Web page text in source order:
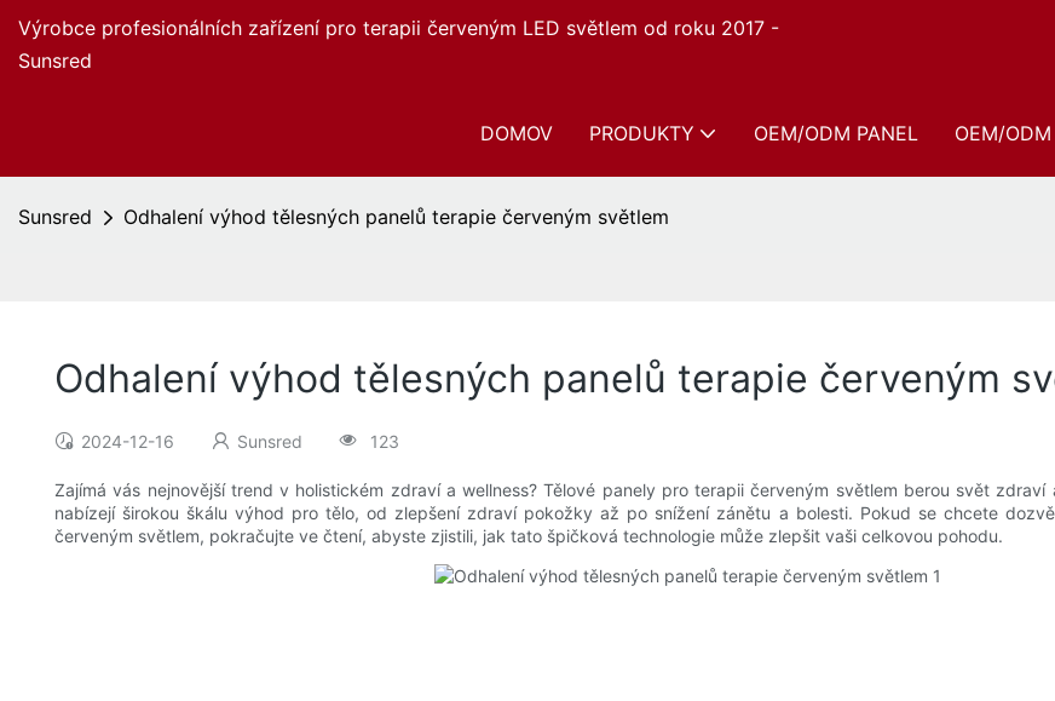
Výrobce profesionálních zařízení pro terapii červeným LED světlem od roku 2017 -
Sunsred
DOMOV PRODUKTY OEM/ODM PANEL OEM/
Sunsred Odhalení výhod tělesných panelů terapie červeným světlem
Odhalení výhod tělesných panelů terapie červeným
2024-12-16 Sunsred 123
Zajímá vás nejnovější trend v holistickém zdraví a wellness? Tělové panely pro terapii červeným světlem berou svět
nabízejí širokou škálu výhod pro tělo, od zlepšení zdraví pokožky až po snížení zánětu a bolesti. Pokud se chcete
červeným světlem, pokračujte ve čtení, abyste zjistili, jak tato špičková technologie může zlepšit vaši celkovou pohodu.